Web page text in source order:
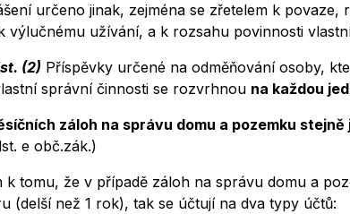
určeno jinak, zejména se zřetelem k
výlučnému užívání, a k rozsahu povinnosti
(2) Příspěvky určené na odměňování osoby,
správní činnosti se rozvrhnou na každou
záloh na správu domu a pozemku
e obč.zák.)
k tomu, že v případě záloh na správu domu a
(delší než 1 rok), tak se účtují na dva typy účtů: